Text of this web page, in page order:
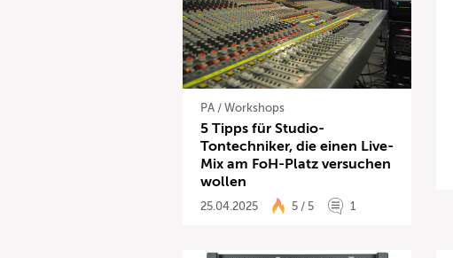
PA/ Workshops
5 Tipps für Studio-
Tontechniker, die einen Live-
Mix am FoH-Platz versuchen
wollen
25.04.2025 5 / 5 1